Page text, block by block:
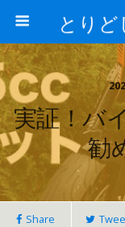
実証！バ
勧
Share